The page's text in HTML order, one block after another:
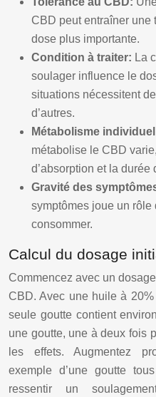
CBD peut entraîner une
dose plus importante.
Condition à traiter: La
soulager influence le
situations nécessitent
d’autres.
Métabolisme
métabolise le CBD
d’absorption et la durée
Gravité des
symptômes joue un
consommer.
Calcul du dosage
Commencez avec un
CBD. Avec une huile à
seule goutte contient
une goutte, une à deux fois
les effets. Augmentez
exemple d’une goutte
ressentir un